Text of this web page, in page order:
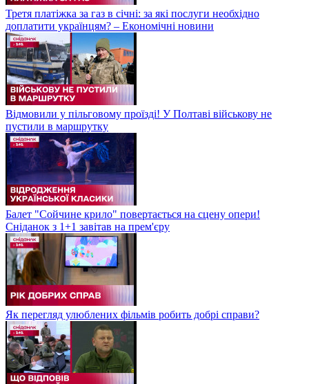
Третя платіжка за газ в січні: за які послуги необхідно
доплатити українцям? – Економічні новини
Відмовили у пільговому проїзді! У Полтаві військову не
пустили в маршрутку
Балет "Сойчине крило" повертається на сцену опери!
Сніданок з 1+1 завітав на прем'єру
Як перегляд улюблених фільмів робить добрі справи?